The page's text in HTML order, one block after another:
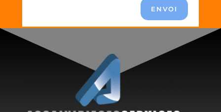
ENVOI